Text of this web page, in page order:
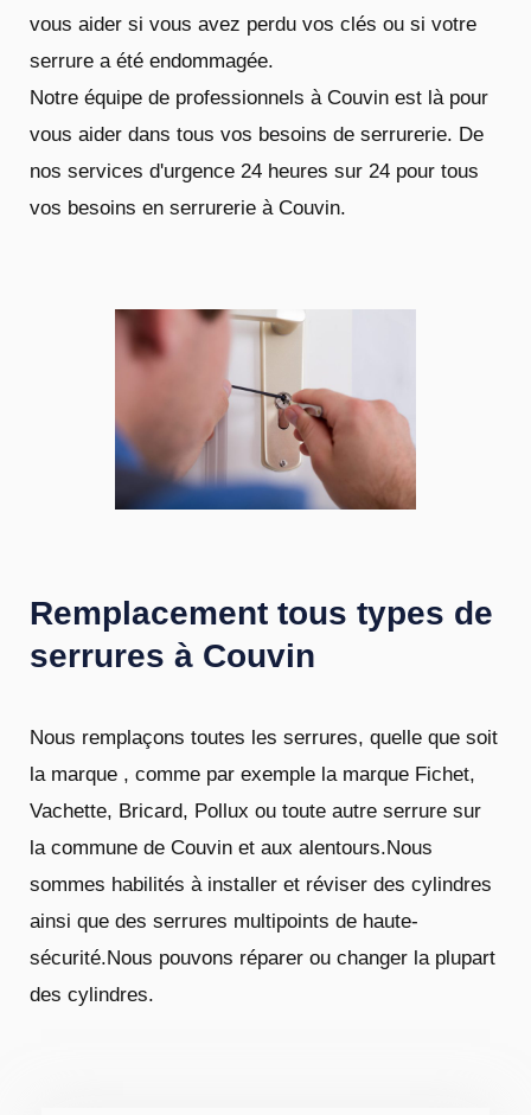
vous aider si vous avez perdu vos clés ou si votre
serrure a été endommagée.
Notre équipe de professionnels à Couvin est là pour
vous aider dans tous vos besoins de serrurerie. De
nos services d'urgence 24 heures sur 24 pour tous
vos besoins en serrurerie à Couvin.
Remplacement tous types de
serrures à Couvin
Nous remplaçons toutes les serrures, quelle que soit
la marque , comme par exemple la marque Fichet,
Vachette, Bricard, Pollux ou toute autre serrure sur
la commune de Couvin et aux alentours.Nous
sommes habilités à installer et réviser des cylindres
ainsi que des serrures multipoints de haute-
sécurité.Nous pouvons réparer ou changer la plupart
des cylindres.